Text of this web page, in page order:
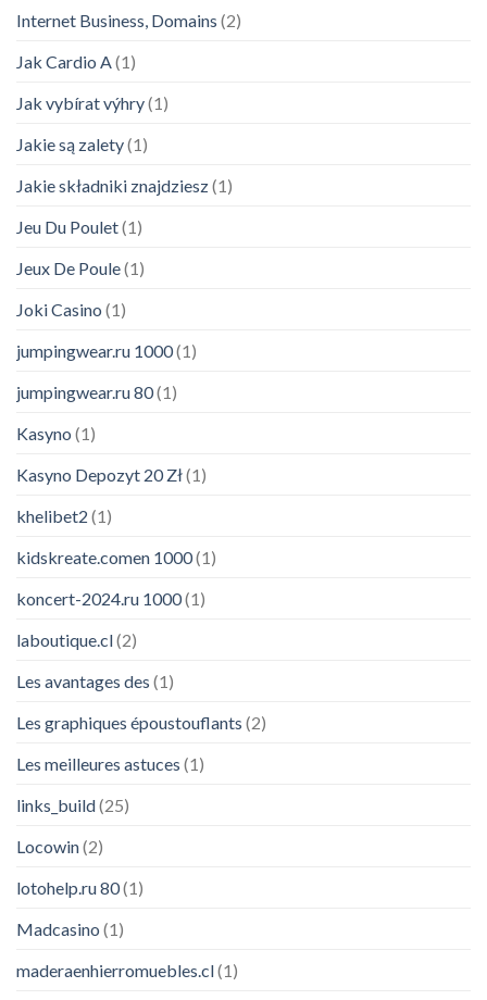
Internet Business, Domains (2)
Jak Cardio A (1)
Jak vybírat výhry(1)
Jakie są zalety(1)
Jakie składniki znajdziesz(1)
Jeu Du Poulet(1)
Jeux De Poule(1)
Joki Casino (1)
jumpingwear.ru 1000(1)
jumpingwear.ru 80(1)
Kasyno (1)
Kasyno Depozyt 20 Zł(1)
khelibet2 (1)
kidskreate.comen 1000(1)
koncert-2024.ru 1000(1)
laboutique.cl(2)
Les avantages des (1)
Les graphiques époustouflants (2)
Les meilleures astuces (1)
links_build(25)
Locowin(2)
lotohelp.ru 80(1)
Madcasino (1)
maderaenhierromuebles.cl(1)